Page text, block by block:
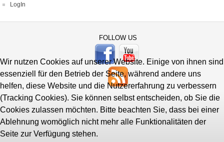
LogIn
FOLLOW US
Wir nutzen Cookies auf unserer Website. Einige von ihnen sind
essenziell für den Betrieb der Seite, während andere uns
helfen, diese Website und die Nutzererfahrung zu verbessern
(Tracking Cookies). Sie können selbst entscheiden, ob Sie die
Cookies zulassen möchten. Bitte beachten Sie, dass bei einer
Ablehnung womöglich nicht mehr alle Funktionalitäten der
Seite zur Verfügung stehen.